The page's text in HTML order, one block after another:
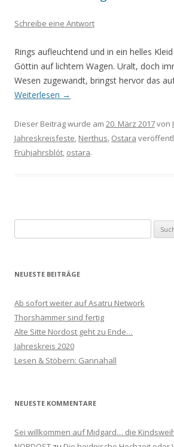
Schreibe eine Antwort
Rings aufleuchtend und in ein helles
Göttin auf lichtem Wagen. Uralt, doch
Wesen zugewandt, bringst hervor das
Weiterlesen →
Dieser Beitrag wurde am 20. März 2017von
Jahreskreisfeste, Nerthus, Ostara
Frühjahrsblót, ostara.
nach:
NEUESTE BEITRÄGE
Ab sofort weiter auf Asatru Network
Thorshämmer sind fertig
Alte Sitte Nordost geht zu Ende…
Jahreskreis 2020
Lesen & Stöbern: Gannahall
NEUESTE KOMMENTARE
Sei willkommen auf Midgard… die